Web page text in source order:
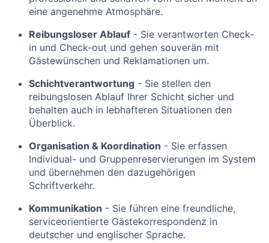
eine angenehme Atmosphäre.
Reibungsloser Ablauf - Sie verantworten Check-
in und Check-out und gehen souverän mit
Gästewünschen und Reklamationen um.
Schichtverantwortung - Sie stellen den
reibungslosen Ablauf Ihrer Schicht sicher und
behalten auch in lebhafteren Situationen den
Überblick.
Organisation & Koordination - Sie erfassen
Individual- und Gruppenreservierungen im System
und übernehmen den dazugehörigen
Schriftverkehr.
Kommunikation - Sie führen eine freundliche,
serviceorientierte Gästekorrespondenz in
deutscher und englischer Sprache.